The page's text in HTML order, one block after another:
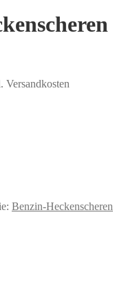
Versandkosten
Benzin-Heckenscheren